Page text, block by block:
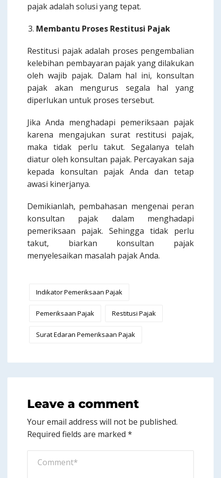
pajak adalah solusi yang tepat.
Membantu Proses Restitusi Pajak
Restitusi pajak adalah proses pengembalian
kelebihan pembayaran pajak yang dilakukan
oleh wajib pajak. Dalam hal ini, konsultan
pajak akan mengurus segala hal yang
diperlukan untuk proses tersebut.
Jika Anda menghadapi pemeriksaan pajak
karena mengajukan surat restitusi pajak,
maka tidak perlu takut. Segalanya telah
diatur oleh konsultan pajak. Percayakan saja
kepada konsultan pajak Anda dan tetap
awasi kinerjanya.
Demikianlah, pembahasan mengenai peran
konsultan pajak dalam menghadapi
pemeriksaan pajak. Sehingga tidak perlu
takut, biarkan konsultan pajak
menyelesaikan masalah pajak Anda.
Indikator Pemeriksaan Pajak
Pemeriksaan Pajak Restitusi Pajak
Surat Edaran Pemeriksaan Pajak
Leave a comment
Your email address will not be published.
Required fields are marked *